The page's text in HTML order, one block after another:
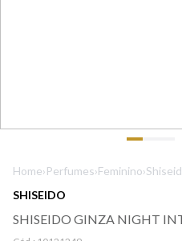
Home›Perfumes›Feminino›
SHISEIDO
SHISEIDO GINZA NIGHT